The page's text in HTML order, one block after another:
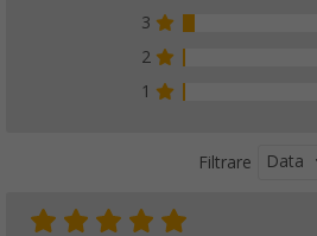
3
2
1
Filtrare Data